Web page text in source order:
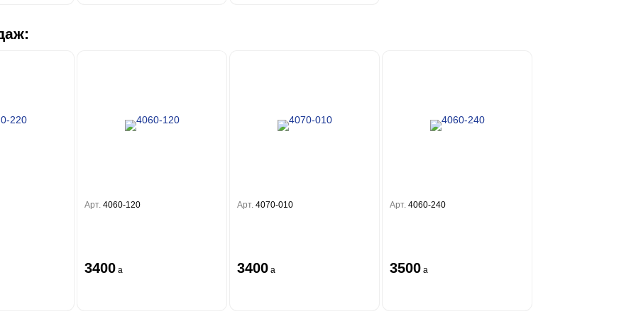
Арт. 4060-120
3400 a
Арт. 4070-010
3400 a
Арт. 4060-240
3500 a